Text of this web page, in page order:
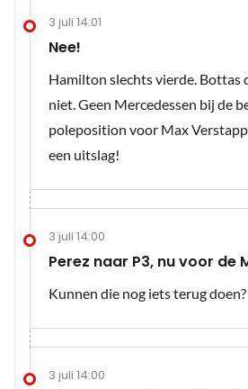
3 juli 14:01
Nee!
Hamilton slechts vierde. Bottas
niet. Geen Mercedessen bij de
poleposition voor Max
een uitslag!
3 juli 14:00
Perez naar P3, nu voor de
Kunnen die nog iets terug doen?
3 juli 14:00